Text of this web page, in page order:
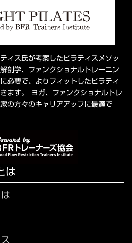
ィス氏が考案したピラティスメソッ
剖学、ファンクショナルトレーニン
必要で、よりフィットしたピラティ
ます。 ヨガ、ファンクショナルトレ
の方々のキャリアアップに最適で
は